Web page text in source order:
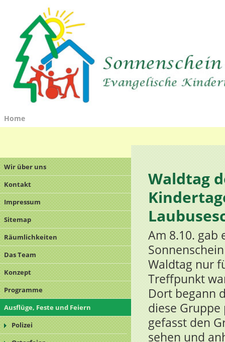
Home
Wir über uns
Kontakt
Impressum
Sitemap
Räumlichkeiten
Das Team
Konzept
Programme
Ausflüge, Feste und Feiern
Polizei
Waldtag
Am 8.10. gab
Waldtag nur
Treffpunkt
Dort begann
diese
gefasst den
sehen und